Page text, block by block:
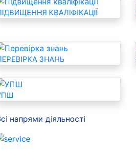
КВАЛІФІКАЦІЇ
ЗНАНЬ
напрями діяльності